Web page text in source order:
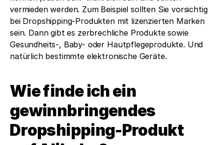
vermieden werden. Zum Beispiel sollten Sie vorsichtig
bei Dropshipping-Produkten mit lizenzierten Marken
sein. Dann gibt es zerbrechliche Produkte sowie
Gesundheits-, Baby- oder Hautpflegeprodukte. Und
natürlich bestimmte elektronische Geräte.
Wie finde ich ein
gewinnbringendes
Dropshipping-Produkt